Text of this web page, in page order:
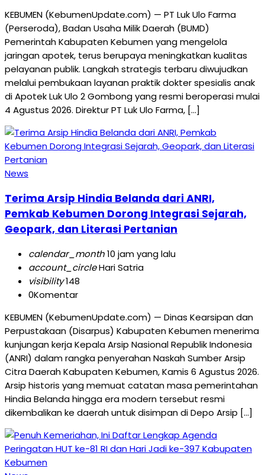
KEBUMEN (KebumenUpdate.com) — PT Luk Ulo Farma
(Perseroda), Badan Usaha Milik Daerah (BUMD)
Pemerintah Kabupaten Kebumen yang mengelola
jaringan apotek, terus berupaya meningkatkan kualitas
pelayanan publik. Langkah strategis terbaru diwujudkan
melalui pembukaan layanan praktik dokter spesialis anak
di Apotek Luk Ulo 2 Gombong yang resmi beroperasi mulai
4 Agustus 2026. Direktur PT Luk Ulo Farma, […]
News
Terima Arsip Hindia Belanda dari ANRI,
Pemkab Kebumen Dorong Integrasi Sejarah,
Geopark, dan Literasi Pertanian
calendar_month10 jam yang lalu
account_circleHari Satria
visibility148
0Komentar
KEBUMEN (KebumenUpdate.com) — Dinas Kearsipan dan
Perpustakaan (Disarpus) Kabupaten Kebumen menerima
kunjungan kerja Kepala Arsip Nasional Republik Indonesia
(ANRI) dalam rangka penyerahan Naskah Sumber Arsip
Citra Daerah Kabupaten Kebumen, Kamis 6 Agustus 2026.
Arsip historis yang memuat catatan masa pemerintahan
Hindia Belanda hingga era modern tersebut resmi
dikembalikan ke daerah untuk disimpan di Depo Arsip […]